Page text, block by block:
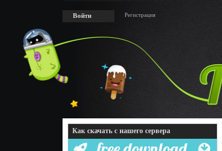
Войти Регистрация
Как скачать с нашего сервера